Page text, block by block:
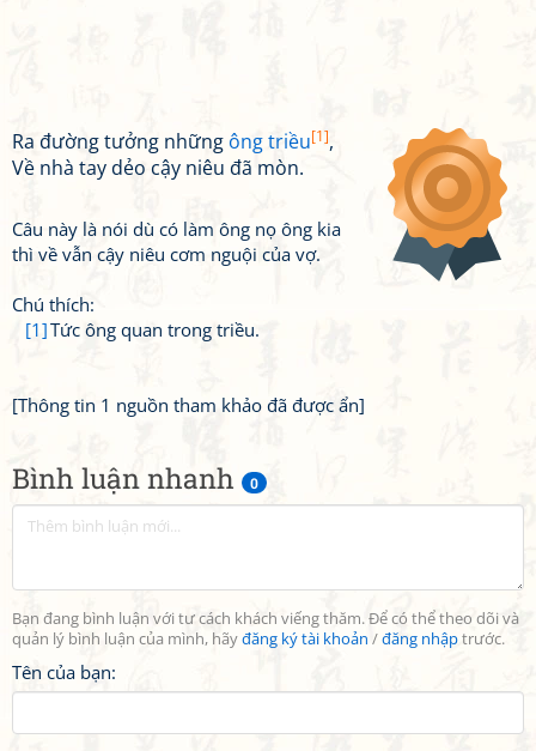
Bình luận nhanh 0
Bạn đang bình luận với tư cách khách viếng thăm. Để có thể theo dõi và
quản lý bình luận của mình, hãyđăng ký tài khoản /đăng nhậptrước.
Tên của bạn:
Ra đường tưởng những ông triều[1],
Về nhà tay dẻo cậy niêu đã mòn.
Câu này là nói dù có làm ông nọ ông kia
thì về vẫn cậy niêu cơm nguội của vợ.
Chú thích:
[1]Tức ông quan trong triều.
[Thông tin 1 nguồn tham khảo đã được ẩn]